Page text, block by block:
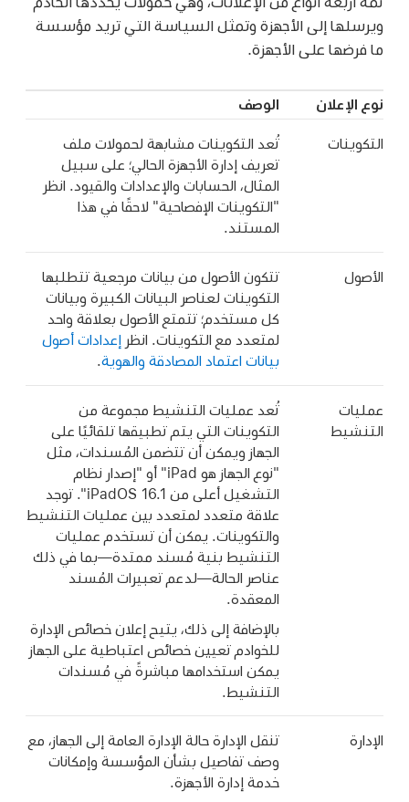
ويرسلها إلى الأجهزة وتمثل السياسة التي تريد مؤسسة
ما فرضها على الأجهزة.
نوع الإعلان الوصف
التكوينات
تُعد التكوينات مشابهة لحمولات ملف
تعريف إدارة الأجهزة الحالي؛ على سبيل
المثال، الحسابات والإعدادات والقيود. انظر
"التكوينات الإفصاحية" لاحقًا في هذا
المستند.
الأصول
تتكون الأصول من بيانات مرجعية تتطلبها
التكوينات لعناصر البيانات الكبيرة وبيانات
كل مستخدم؛ تتمتع الأصول بعلاقة واحد
لمتعدد مع التكوينات. انظر
إعدادات أصول
بيانات اعتماد المصادقة والهوية.
عمليات
التنشيط
تُعد عمليات التنشيط مجموعة من
التكوينات التي يتم تطبيقها تلقائيًا على
الجهاز ويمكن أن تتضمن المُسندات، مثل
"نوع الجهاز هو iPad" أو "إصدار نظام
التشغيل أعلى من iPadOS 16.1". توجد
علاقة متعدد لمتعدد بين عمليات التنشيط
والتكوينات. يمكن أن تستخدم عمليات
التنشيط بنية مُسند ممتدة—بما في ذلك
عناصر الحالة—لدعم تعبيرات المُسند
المعقدة.
بالإضافة إلى ذلك، يتيح إعلان خصائص الإدارة
للخوادم تعيين خصائص اعتباطية على الجهاز
يمكن استخدامها مباشرةً في مُسندات
التنشيط.
الإدارة
تنقل الإدارة حالة الإدارة العامة إلى الجهاز، مع
وصف تفاصيل بشأن المؤسسة وإمكانات
خدمة إدارة الأجهزة.